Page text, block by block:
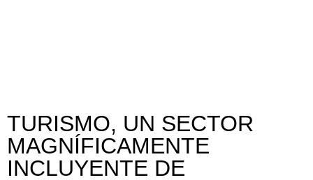
TURISMO, UN SECTOR
MAGNÍFICAMENTE
INCLUYENTE DE